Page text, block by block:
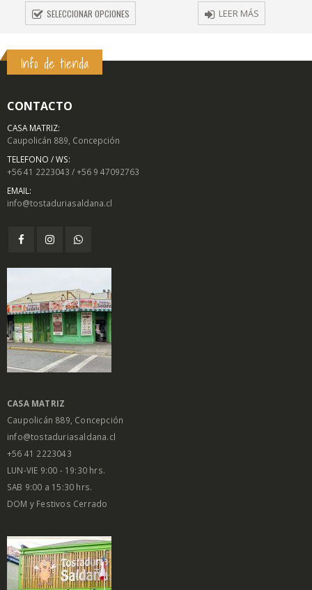
LEER MÁS SELECCIONAR OPCIONES
Info de tienda
CONTACTO
CASA MATRIZ:
Caupolicán 889, Concepción
TELEFONO / WS:
+56 41 2223043 / +56 9 47092763
EMAIL:
info@tostaduriasaldana.cl
CASA MATRIZ
Caupolicán 889, Concepción
info@tostaduriasaldana.cl
+56 41 2223043
LUN-VIE 9:00 - 19:30 hrs.
SAB 9:00 a 15:30 hrs.
DOM y Festivos Cerrado